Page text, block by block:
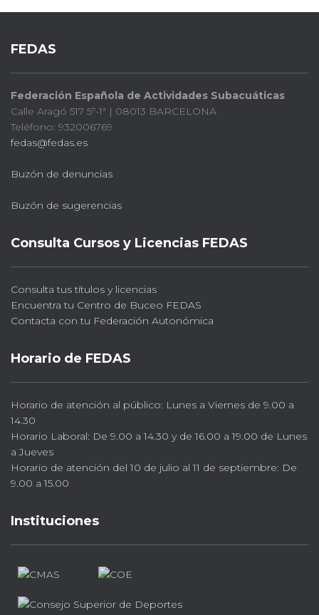
FEDAS
Federación Española de Actividades Subacuáticas
Calle Aragó 517 5º-1ª | 08013 BARCELONA
Teléfono: 932006769
fedas@fedas.es
Buzón de denuncias
Buzón de sugerencias
Consulta Cursos y Licencias FEDAS
Consulta tus títulos y licencias
Encuentra tu Centro de Buceo FEDAS
Contacta con tu Federación Autonómica
Horario de FEDAS
Horario de atención al público: Lunes a Viernes de 9.00 a
14.30
Horario Laboral: De 9.00 a 14.30 y de 16.00 a 19.00 de Lunes
a Jueves
Horario de atención del 10 de julio al 11 de septiembre: De
9.00 a 15.00
Instituciones